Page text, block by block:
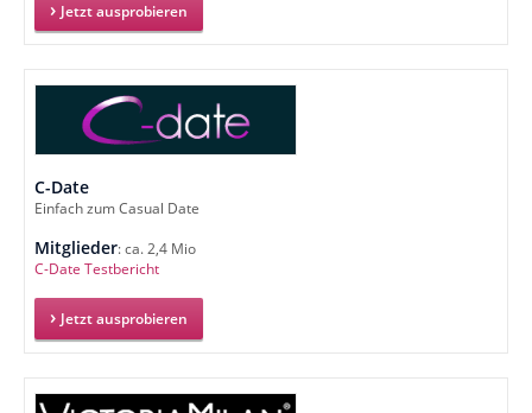
Jetzt ausprobieren
C-Date
Einfach zum Casual Date
Mitglieder: ca. 2,4 Mio
C-Date Testbericht
Jetzt ausprobieren